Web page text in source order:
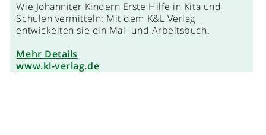
Wie Johanniter Kindern Erste Hilfe in Kita und
Schulen vermitteln: Mit dem K&L Verlag
entwickelten sie ein Mal- und Arbeitsbuch.
Mehr Details
www.kl-verlag.de